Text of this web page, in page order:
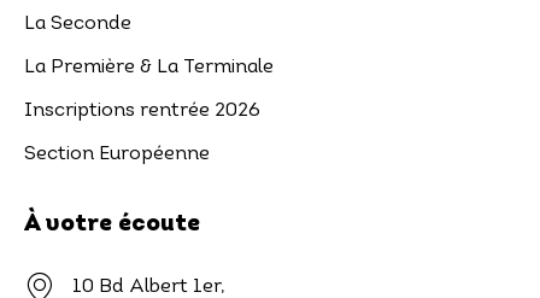
La Seconde
La Première & La Terminale
Inscriptions rentrée 2026
Section Européenne
À votre écoute
10 Bd Albert 1er,